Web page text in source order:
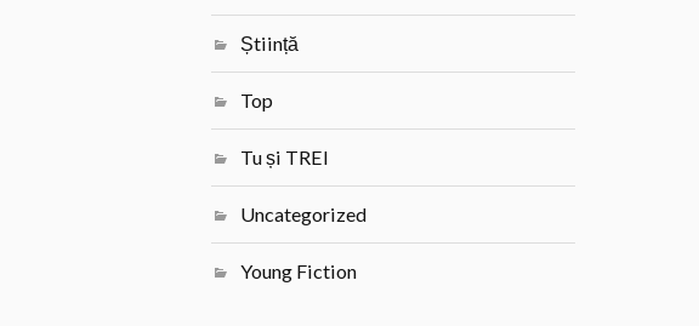
Știință
Top
Tu și TREI
Uncategorized
Young Fiction